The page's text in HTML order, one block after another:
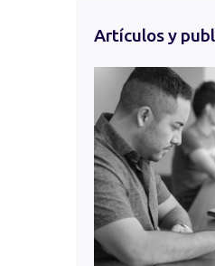
Artículos y